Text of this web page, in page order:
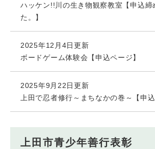
ハッケン!!川の生き物観察教室【申込締
た。】
2025年12月4日更新
ボードゲーム体験会【申込ページ】
2025年9月22日更新
上田で忍者修行～まちなかの巻～【申込
上田市青少年善行表彰